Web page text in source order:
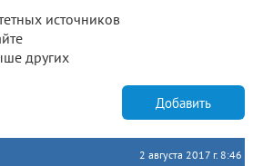
источников
других
Добавить
2 августа 2017 г. 8:46